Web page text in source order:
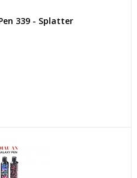
339 - Splatter